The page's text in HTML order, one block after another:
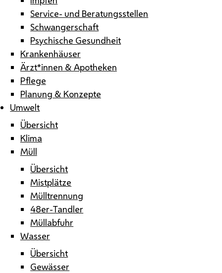
Service- und Beratungsstellen
Schwangerschaft
Psychische Gesundheit
Krankenhäuser
Ärzt*innen & Apotheken
Pflege
Planung & Konzepte
Umwelt
Übersicht
Klima
Müll
Übersicht
Mistplätze
Mülltrennung
48er-Tandler
Müllabfuhr
Wasser
Übersicht
Gewässer